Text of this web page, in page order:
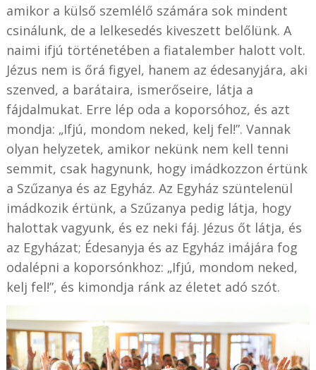
amikor a külső szemlélő számára sok mindent
csinálunk, de a lelkesedés kiveszett belőlünk. A
naimi ifjú történetében a fiatalember halott volt.
Jézus nem is őrá figyel, hanem az édesanyjára, aki
szenved, a barátaira, ismerőseire, látja a
fájdalmukat. Erre lép oda a koporsóhoz, és azt
mondja: „Ifjú, mondom neked, kelj fel!”. Vannak
olyan helyzetek, amikor nekünk nem kell tenni
semmit, csak hagynunk, hogy imádkozzon értünk
a Szűzanya és az Egyház. Az Egyház szüntelenül
imádkozik értünk, a Szűzanya pedig látja, hogy
halottak vagyunk, és ez neki fáj. Jézus őt látja, és
az Egyházat; Édesanyja és az Egyház imájára fog
odalépni a koporsónkhoz: „Ifjú, mondom neked,
kelj fel!”, és kimondja ránk az életet adó szót.